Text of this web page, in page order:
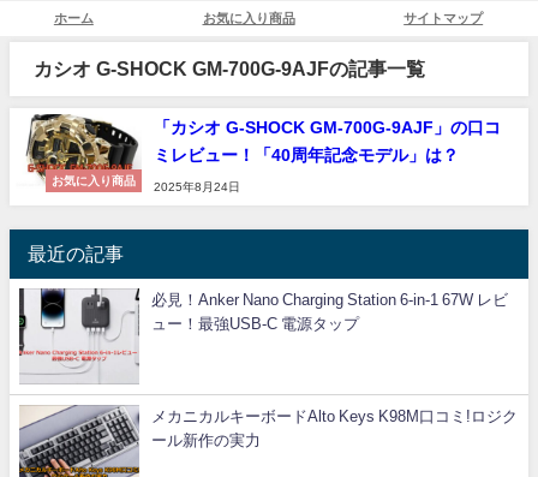
ホーム お気に入り商品 サイトマップ
カシオ G-SHOCK GM-700G-9AJFの記事一覧
お気に入り商品
「カシオ G-SHOCK GM-700G-9AJF」の口コ
ミレビュー！「40周年記念モデル」は？
2025年8月24日
最近の記事
必見！Anker Nano Charging Station 6-in-1 67W レビ
ュー！最強USB-C 電源タップ
メカニカルキーボードAlto Keys K98M口コミ!ロジク
ール新作の実力